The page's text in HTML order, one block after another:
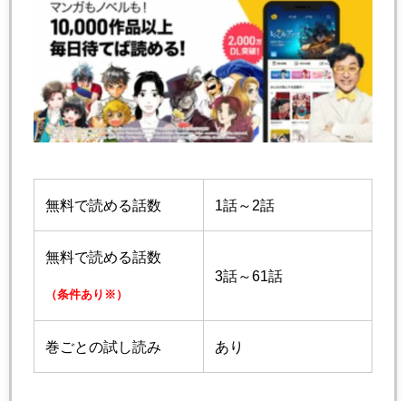
無料で読める話数 1話～2話
無料で読める話数
（条件あり※）
3話～61話
巻ごとの試し読み あり